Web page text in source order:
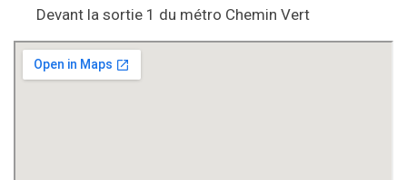
Devant la sortie 1 du métro Chemin Vert